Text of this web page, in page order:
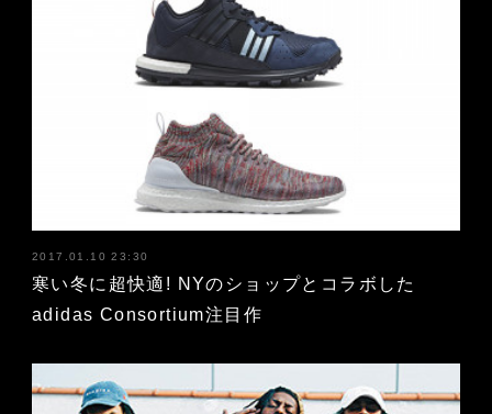
2017.01.10 23:30
寒い冬に超快適! NYのショップとコラボした
adidas Consortium注目作